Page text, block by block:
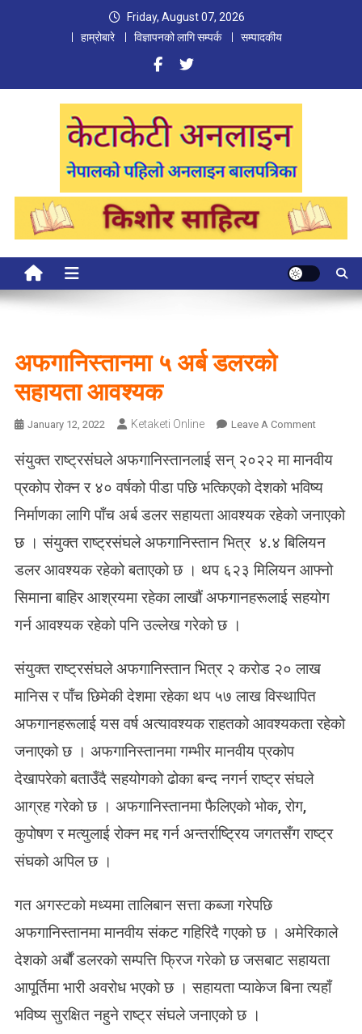
Friday, August 07, 2026
हाम्रोबारे
विज्ञापनको लागि सम्पर्क सम्पादकीय
Ketaketi Online
First Nepali Online Magazine For Children
अफगानिस्तानमा ५ अर्ब डलरको
सहायता आवश्यक
January 12, 2022 Ketaketi Online Leave A CommentO
अ
नि
स्ता
मा
५
ल
को
स
श्य
संयुक्त राष्ट्रसंघले अफगानिस्तानलाई सन् २०२२ मा मानवीय
प्रकोप रोक्न र ४० वर्षको पीडा पछि भत्किएको देशको भविष्य
निर्माणका लागि पाँच अर्ब डलर सहायता आवश्यक रहेको जनाएको
छ । संयुक्त राष्ट्रसंघले अफगानिस्तान भित्र ४.४ बिलियन
डलर आवश्यक रहेको बताएको छ । थप ६२३ मिलियन आफ्नो
सिमाना बाहिर आश्रयमा रहेका लाखौं अफगानहरूलाई सहयोग
गर्न आवश्यक रहेको पनि उल्लेख गरेको छ ।
संयुक्त राष्ट्रसंघले अफगानिस्तान भित्र २ करोड २० लाख
मानिस र पाँच छिमेकी देशमा रहेका थप ५७ लाख विस्थापित
अफगानहरूलाई यस वर्ष अत्यावश्यक राहतको आवश्यकता रहेको
जनाएको छ । अफगानिस्तानमा गम्भीर मानवीय प्रकोप
देखापरेको बताउँदै सहयोगको ढोका बन्द नगर्न राष्ट्र संघले
आग्रह गरेको छ । अफगानिस्तानमा फैलिएको भोक, रोग,
कुपोषण र मत्युलाई रोक्न मद्द गर्न अन्तर्राष्ट्रिय जगतसँग राष्ट्र
संघको अपिल छ ।
गत अगस्टको मध्यमा तालिबान सत्ता कब्जा गरेपछि
अफगानिस्तानमा मानवीय संकट गहिरिदै गएको छ । अमेरिकाले
देशको अर्बौं डलरको सम्पत्ति फ्रिज गरेको छ जसबाट सहायता
आपूर्तिमा भारी अवरोध भएको छ । सहायता प्याकेज बिना त्यहाँ
भविष्य सुरक्षित नहुने राष्ट्र संघले जनाएको छ ।